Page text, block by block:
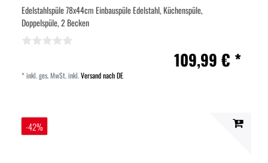
Edelstahlspüle 78x44cm Einbauspüle Edelstahl, Küchenspüle,
Doppelspüle, 2 Becken
109,99 € *
*inkl. ges. MwSt.inkl.Versand nach DE
-42%